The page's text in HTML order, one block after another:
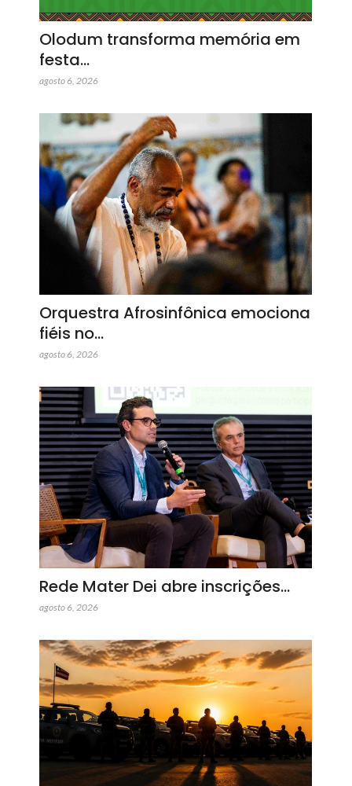
Olodum transforma memória em
festa…
agosto 6, 2026
Orquestra Afrosinfônica emociona
fiéis no…
agosto 6, 2026
Rede Mater Dei abre inscrições…
agosto 6, 2026